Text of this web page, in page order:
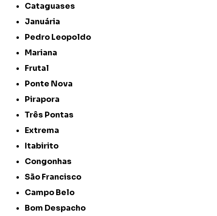
Cataguases
Januária
Pedro Leopoldo
Mariana
Frutal
Ponte Nova
Pirapora
Três Pontas
Extrema
Itabirito
Congonhas
São Francisco
Campo Belo
Bom Despacho